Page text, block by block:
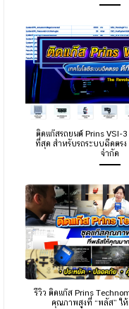
ติดแก๊สรถยนต์ Prins VSI-3
ที่สุด สำหรับรถระบบฉีดตร
จำกัด
รีวิว ติดแก๊ส Prins
คุณภาพสูงที่ “พลัส” ใ